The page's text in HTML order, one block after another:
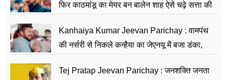
फिर काठमांडू का मेयर बन बालेन शाह ऐसे चढ़े सत्ता की
Kanhaiya Kumar Jeevan Parichay : वामपंथ
की नर्सरी से निकले कन्हैया का जेएनयू में बजा डंका,
Tej Pratap Jeevan Parichay : जनशक्ति जनता